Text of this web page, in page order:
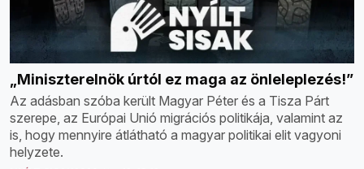
„Miniszterelnök úrtól ez maga az önleleplezés!”
Az adásban szóba került Magyar Péter és a Tisza Párt
szerepe, az Európai Unió migrációs politikája, valamint az
is, hogy mennyire átlátható a magyar politikai elit vagyoni
helyzete.